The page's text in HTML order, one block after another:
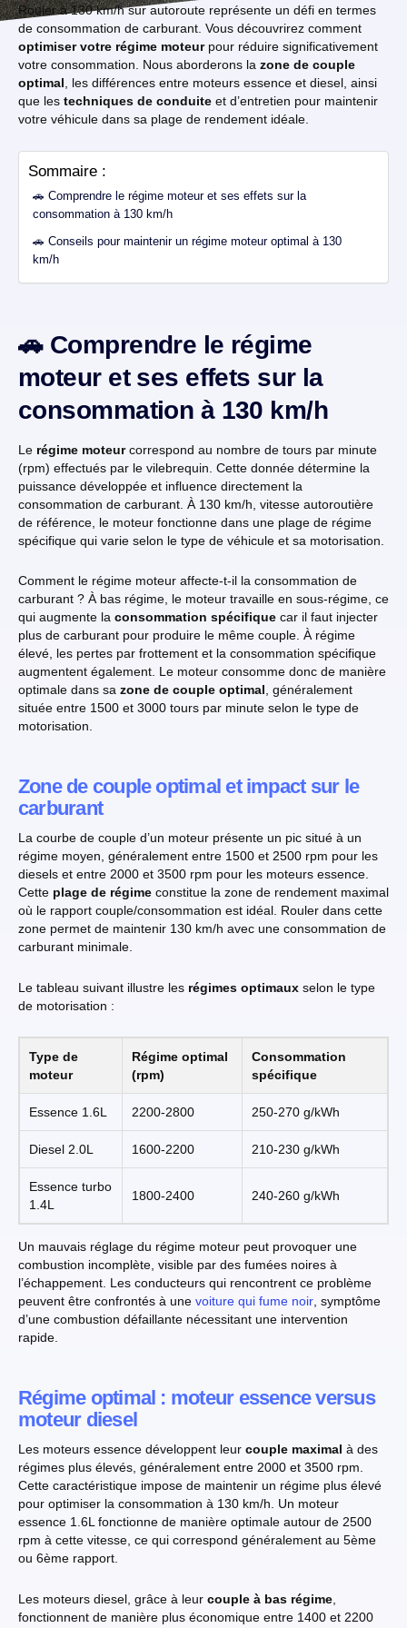
Rouler à 130 km/h sur autoroute représente un défi en termes
de consommation de carburant. Vous découvrirez comment
optimiser votre régime moteurpour réduire significativement
votre consommation. Nous aborderons la zone de couple
optimal , les différences entre moteurs essence et diesel, ainsi
que les techniques de conduite et d’entretien pour maintenir
votre véhicule dans sa plage de rendement idéale.
Sommaire :
🚗 Comprendre le régime moteur et ses effets sur la
consommation à 130 km/h
🚗 Conseils pour maintenir un régime moteur optimal à 130
km/h
🚗 Comprendre le régime
moteur et ses effets sur la
consommation à 130 km/h
Le régime moteurcorrespond au nombre de tours par minute
(rpm) effectués par le vilebrequin. Cette donnée détermine la
puissance développée et influence directement la
consommation de carburant. À 130 km/h, vitesse autoroutière
de référence, le moteur fonctionne dans une plage de régime
spécifique qui varie selon le type de véhicule et sa motorisation.
Comment le régime moteur affecte-t-il la consommation de
carburant ? À bas régime, le moteur travaille en sous-régime, ce
qui augmente la consommation spécifique car il faut injecter
plus de carburant pour produire le même couple. À régime
élevé, les pertes par frottement et la consommation spécifique
augmentent également. Le moteur consomme donc de manière
optimale dans sa zone de couple optimal , généralement
située entre 1500 et 3000 tours par minute selon le type de
motorisation.
Zone de couple optimal et impact sur le
carburant
La courbe de couple d’un moteur présente un pic situé à un
régime moyen, généralement entre 1500 et 2500 rpm pour les
diesels et entre 2000 et 3500 rpm pour les moteurs essence.
Cette plage de régime constitue la zone de rendement maximal
où le rapport couple/consommation est idéal. Rouler dans cette
zone permet de maintenir 130 km/h avec une consommation de
carburant minimale.
Le tableau suivant illustre les régimes optimaux selon le type
de motorisation :
Type de
moteur
Régime optimal
(rpm)
Consommation
spécifique
Essence 1.6L 2200-2800 250-270 g/kWh
Diesel 2.0L 1600-2200 210-230 g/kWh
Essence turbo
1.4L
1800-2400 240-260 g/kWh
Un mauvais réglage du régime moteur peut provoquer une
combustion incomplète, visible par des fumées noires à
l’échappement. Les conducteurs qui rencontrent ce problème
peuvent être confrontés à une voiture qui fume noir , symptôme
d’une combustion défaillante nécessitant une intervention
rapide.
Régime optimal : moteur essence versus
moteur diesel
Les moteurs essence développent leur couple maximal à des
régimes plus élevés, généralement entre 2000 et 3500 rpm.
Cette caractéristique impose de maintenir un régime plus élevé
pour optimiser la consommation à 130 km/h. Un moteur
essence 1.6L fonctionne de manière optimale autour de 2500
rpm à cette vitesse, ce qui correspond généralement au 5ème
ou 6ème rapport.
Les moteurs diesel, grâce à leur couple à bas régime
fonctionnent de manière plus économique entre 1400 et 2200